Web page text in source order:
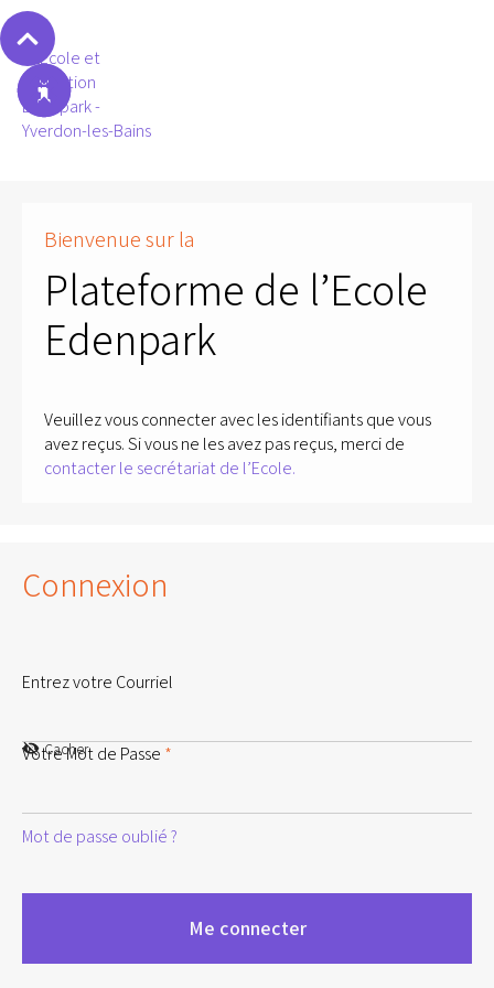
Bienvenue sur la
Plateforme de l’Ecole
Edenpark
Veuillez vous connecter avec les identifiants que vous
avez reçus. Si vous ne les avez pas reçus, merci de
contacter le secrétariat de l’Ecole.
Connexion
Entrez votre Courriel
Votre Mot de Passe *
Cacher
Mot de passe oublié ?